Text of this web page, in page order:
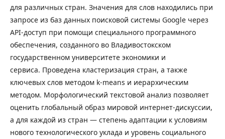
для различных стран. Значения для слов находились при
запросе из баз данных поисковой системы Google через
API-доступ при помощи специального программного
обеспечения, созданного во Владивостокском
государственном университете экономики и
сервиса. Проведена кластеризация стран, а также
ключевых слов методом k-means и иерархическим
методом. Морфологический текстовой анализ позволяет
оценить глобальный образ мировой интернет-дискуссии,
а для каждой из стран — степень адаптации к условиям
нового технологического уклада и уровень социального